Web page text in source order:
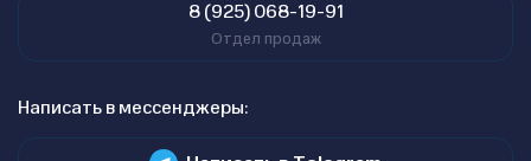
8 (925) 068-19-91
Отдел продаж
Написать в мессенджеры: